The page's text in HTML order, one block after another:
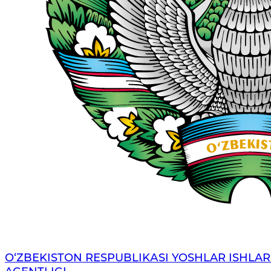
O‘ZBЕKISTОN RЕSPUBLIKАSI YOSHLAR